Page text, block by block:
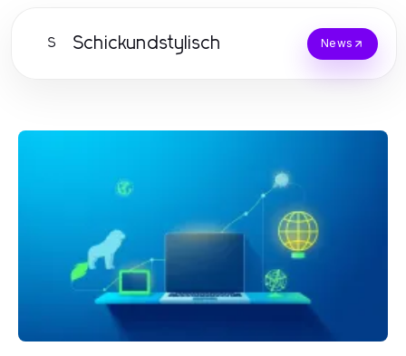
S Schickundstylisch News